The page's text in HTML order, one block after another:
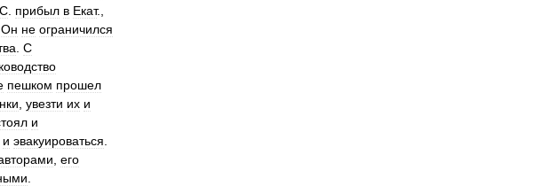
С прибыл в Екат.,
Он не ограничился
С
пешком прошел
увезти их и
и
и эвакуироваться
его